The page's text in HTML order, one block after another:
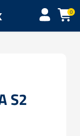
0
S2